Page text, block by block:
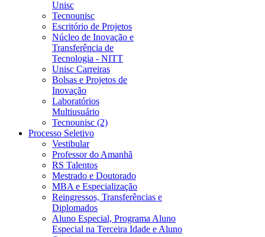
Unisc
Tecnounisc
Escritório de Projetos
Núcleo de Inovação e
Transferência de
Tecnologia - NITT
Unisc Carreiras
Bolsas e Projetos de
Inovação
Laboratórios
Multiusuário
Tecnounisc (2)
Processo Seletivo
Vestibular
Professor do Amanhã
RS Talentos
Mestrado e Doutorado
MBA e Especialização
Reingressos, Transferências e
Diplomados
Aluno Especial, Programa Aluno
Especial na Terceira Idade e Aluno